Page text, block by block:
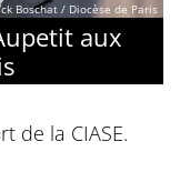
Boschat / Diocèse de Paris
aux
de la CIASE.